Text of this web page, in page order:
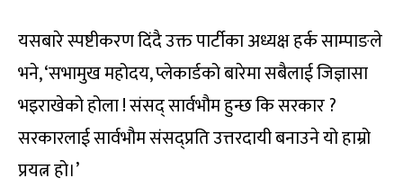
यसबारे स्पष्टीकरण दिंदै उक्त पार्टीका अध्यक्ष हर्क साम्पाङले
भने, ‘सभामुख महोदय, प्लेकार्डको बारेमा सबैलाई जिज्ञासा
भइराखेको होला ! संसद् सार्वभौम हुन्छ कि सरकार ?
सरकारलाई सार्वभौम संसद्प्रति उत्तरदायी बनाउने यो हाम्रो
प्रयत्न हो।’